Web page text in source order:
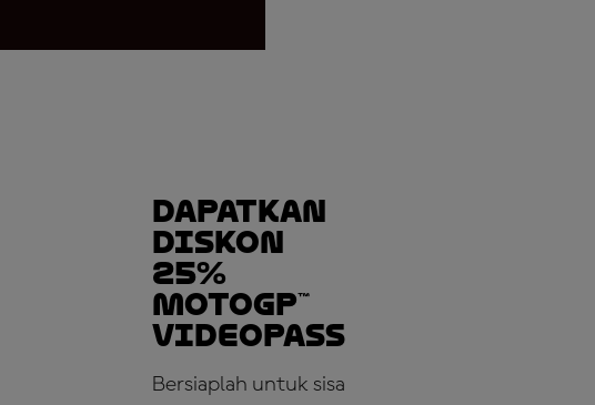
Dapatkan
Diskon
25%
MotoGP™
VideoPass
Bersiaplah untuk sisa